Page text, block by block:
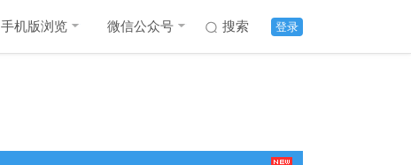
登录
搜索
手机版浏览 微信公众号